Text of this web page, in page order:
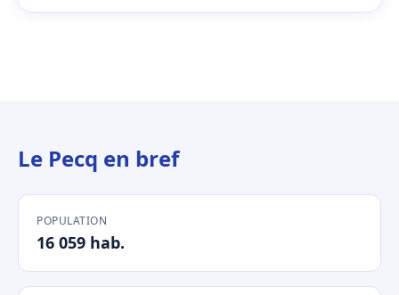
Le Pecq en bref
POPULATION
16 059 hab.